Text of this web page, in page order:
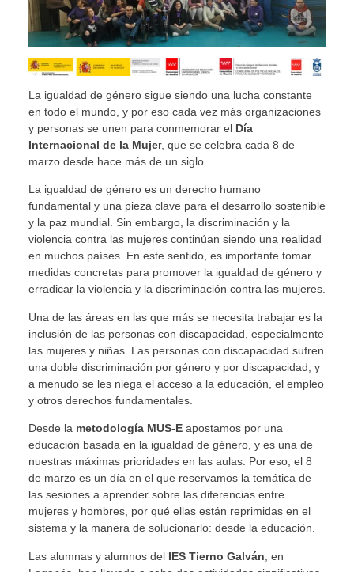
La igualdad de género sigue siendo una lucha constante
en todo el mundo, y por eso cada vez más organizaciones
y personas se unen para conmemorar el Día
Internacional de la Mujer, que se celebra cada 8 de
marzo desde hace más de un siglo.
La igualdad de género es un derecho humano
fundamental y una pieza clave para el desarrollo sostenible
y la paz mundial. Sin embargo, la discriminación y la
violencia contra las mujeres continúan siendo una realidad
en muchos países. En este sentido, es importante tomar
medidas concretas para promover la igualdad de género y
erradicar la violencia y la discriminación contra las mujeres.
Una de las áreas en las que más se necesita trabajar es la
inclusión de las personas con discapacidad, especialmente
las mujeres y niñas. Las personas con discapacidad sufren
una doble discriminación por género y por discapacidad, y
a menudo se les niega el acceso a la educación, el empleo
y otros derechos fundamentales.
Desde la metodología MUS-Eapostamos por una
educación basada en la igualdad de género, y es una de
nuestras máximas prioridades en las aulas. Por eso, el 8
de marzo es un día en el que reservamos la temática de
las sesiones a aprender sobre las diferencias entre
mujeres y hombres, por qué ellas están reprimidas en el
sistema y la manera de solucionarlo: desde la educación.
Las alumnas y alumnos del IES Tierno Galván , en